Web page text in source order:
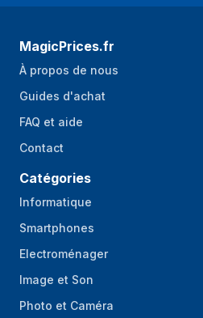
MagicPrices.fr
À propos de nous
Guides d'achat
FAQ et aide
Contact
Catégories
Informatique
Smartphones
Electroménager
Image et Son
Photo et Caméra